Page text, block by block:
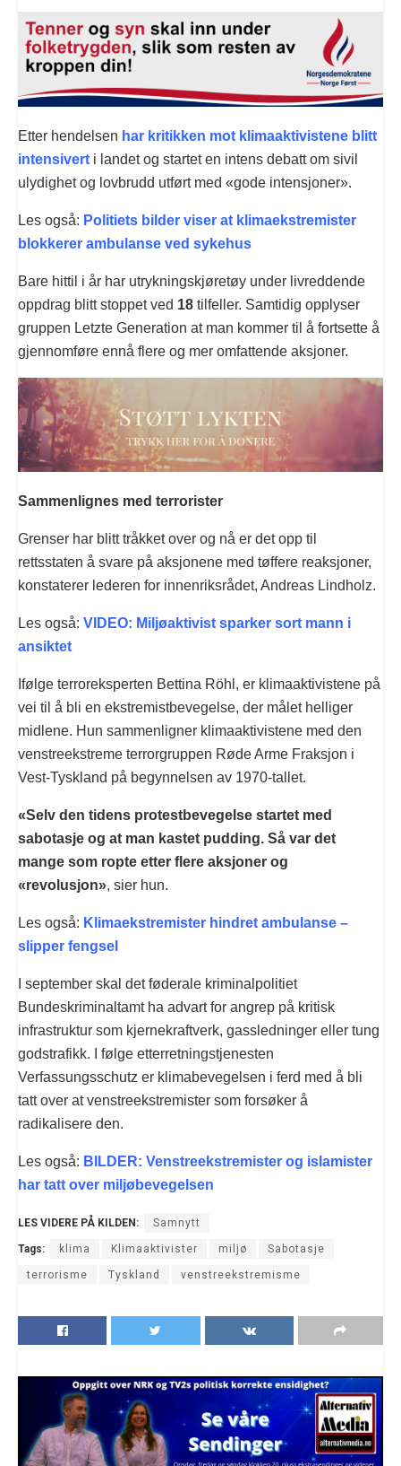
Etter hendelsen har kritikken mot klimaaktivistene blitt
intensivert i landet og startet en intens debatt om sivil
ulydighet og lovbrudd utført med «gode intensjoner».
Les også: Politiets bilder viser at klimaekstremister
blokkerer ambulanse ved sykehus
Bare hittil i år har utrykningskjøretøy under livreddende
oppdrag blitt stoppet ved 18 tilfeller. Samtidig opplyser
gruppen Letzte Generation at man kommer til å fortsette å
gjennomføre ennå flere og mer omfattende aksjoner.
Sammenlignes med terrorister
Grenser har blitt tråkket over og nå er det opp til
rettsstaten å svare på aksjonene med tøffere reaksjoner,
konstaterer lederen for innenriksrådet, Andreas Lindholz.
Les også: VIDEO: Miljøaktivist sparker sort mann i
ansiktet
Ifølge terroreksperten Bettina Röhl, er klimaaktivistene på
vei til å bli en ekstremistbevegelse, der målet helliger
midlene. Hun sammenligner klimaaktivistene med den
venstreekstreme terrorgruppen Røde Arme Fraksjon i
Vest-Tyskland på begynnelsen av 1970-tallet.
«Selv den tidens protestbevegelse startet med
sabotasje og at man kastet pudding. Så var det
mange som ropte etter flere aksjoner og
«revolusjon», sier hun.
Les også: Klimaekstremister hindret ambulanse –
slipper fengsel
I september skal det føderale kriminalpolitiet
Bundeskriminaltamt ha advart for angrep på kritisk
infrastruktur som kjernekraftverk, gassledninger eller tung
godstrafikk. I følge etterretningstjenesten
Verfassungsschutz er klimabevegelsen i ferd med å bli
tatt over at venstreekstremister som forsøker å
radikalisere den.
Les også: BILDER: Venstreekstremister og islamister
har tatt over miljøbevegelsen
LES VIDERE PÅ KILDEN: Samnytt
Tags: klima Klimaaktivister miljø Sabotasje
terrorisme Tyskland venstreekstremisme